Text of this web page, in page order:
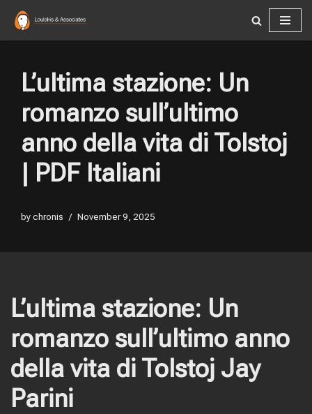
Skip
content
L’ultima stazione: Un
romanzo sull’ultimo
anno della vita di Tolstoj
| PDF Italiani
bychronis November 9, 2025
L’ultima stazione: Un
romanzo sull’ultimo anno
della vita di Tolstoj Jay
Parini